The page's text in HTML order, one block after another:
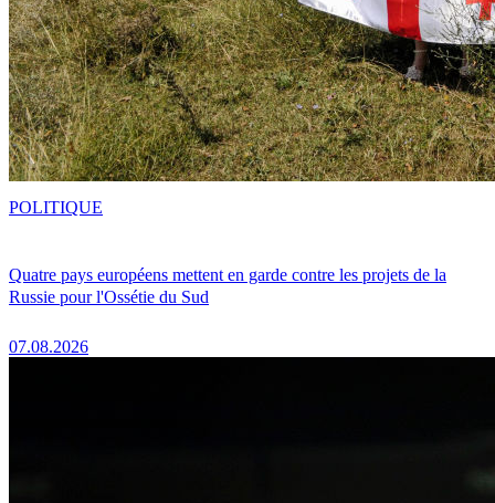
Quatre pays européens mettent en garde contre les projets de la
Russie pour l'Ossétie du Sud
07.08.2026
POLITIQUE